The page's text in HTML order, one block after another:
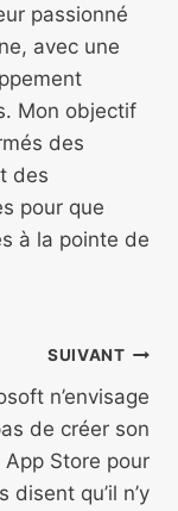
passionné
avec une
Mon objectif
des
des
pour que
à la pointe de
SUIVANT
n’envisage
de créer son
App Store pour
disent qu’il n’y